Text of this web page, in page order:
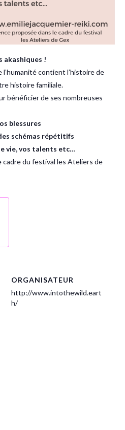
akashiques !
contient l’histoire de
histoire familiale.
bénéficier de ses nombreuses
blessures
schémas répétitifs
vie, vos talents etc…
du festival les Ateliers de
ORGANISATEUR
http://www.intothewild.eart
h/